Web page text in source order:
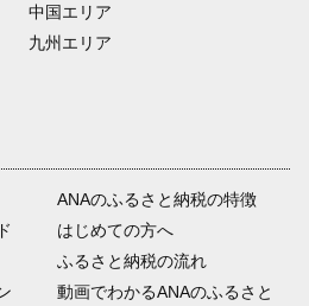
中国エリア
九州エリア
ANAのふるさと納税の特徴
はじめての方へ
ふるさと納税の流れ
動画でわかるANAのふるさと